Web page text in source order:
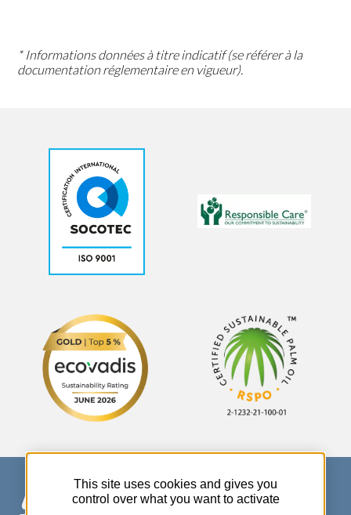
* Informations données à titre indicatif (se référer à la
documentation réglementaire en vigueur).
This site uses cookies and gives you
control over what you want to activate